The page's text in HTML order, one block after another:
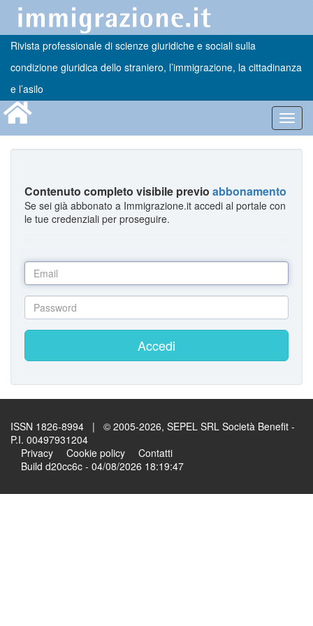
Rivista professionale di scienze giuridiche e sociali sulla
condizione giuridica dello straniero, l’immigrazione, la cittadinanza
e l’asilo
Contenuto completo visibile previo abbonamento
Se sei già abbonato a Immigrazione.it accedi al portale con
le tue credenziali per proseguire.
Accedi
ISSN 1826-8994 | © 2005-2026, SEPEL SRL Società Benefit -
P.I. 00497931204
Privacy
Cookie policy
Contatti
Build d20cc6c - 04/08/2026 18:19:47